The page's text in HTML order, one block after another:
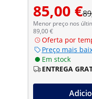
85,00 €
Menor preço nos
89,00 €
Oferta por
Preço mais
Em stock
ENTREGA